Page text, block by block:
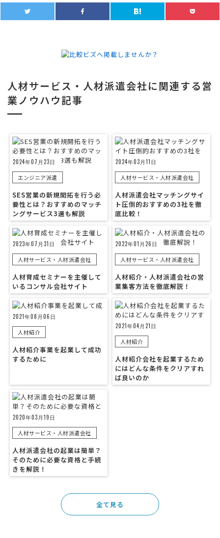
人材サービス・人材派遣会社に関連する営
業ノウハウ記事
2024年07月23日
エンジニア派遣
SES営業の新規開拓を行う必
要性とは？おすすめのマッチ
ングサービス3選も解説
2024年03月11日
人材サービス・人材派遣会社
人材派遣会社マッチングサイ
ト圧倒的おすすめの3社を徹
底比較！
2023年07月31日
人材サービス・人材派遣会社
人材育成セミナーを主催して
いるコンサル会社サイト
2022年01月26日
人材サービス・人材派遣会社
人材紹介・人材派遣会社の営
業集客方法を徹底解説！
2021年08月06日
人材紹介
人材紹介事業を起業して成功
するために
2021年04月21日
人材紹介
人材紹介会社を起業するため
にはどんな条件をクリアすれ
ば良いのか
2020年03月19日
人材サービス・人材派遣会社
人材派遣会社の起業は簡単？
そのために必要な資格と手続
きを解説！
全て見る